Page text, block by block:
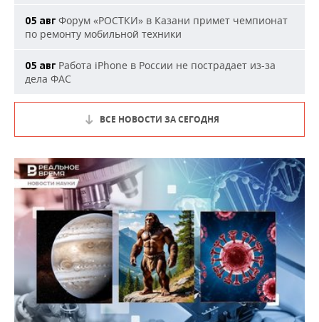
05 авг Форум «РОСТКИ» в Казани примет чемпионат
по ремонту мобильной техники
05 авг Работа iPhone в России не пострадает из-за
дела ФАС
ВСЕ НОВОСТИ ЗА СЕГОДНЯ